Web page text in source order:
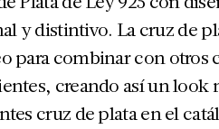
y distintivo. La cruz de
para combinar con
creando así un look
cruz de plata en el